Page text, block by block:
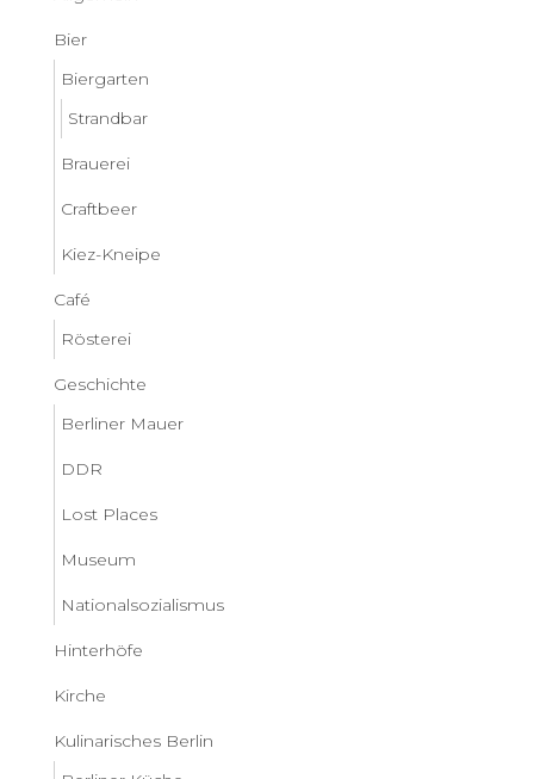
Bier
Biergarten
Strandbar
Brauerei
Craftbeer
Kiez-Kneipe
Café
Rösterei
Geschichte
Berliner Mauer
DDR
Lost Places
Museum
Nationalsozialismus
Hinterhöfe
Kirche
Kulinarisches Berlin